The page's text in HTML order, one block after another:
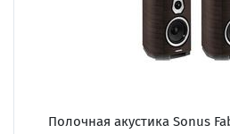
Полочная акустика Sonus